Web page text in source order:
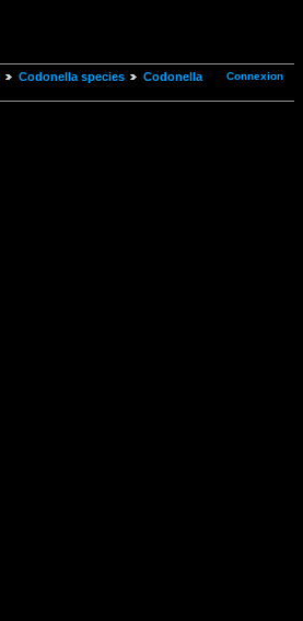
Connexion
Codonella species
Codonella